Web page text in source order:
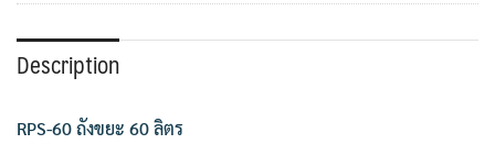
Description
RPS-60 ถังขยะ 60 ลิตร